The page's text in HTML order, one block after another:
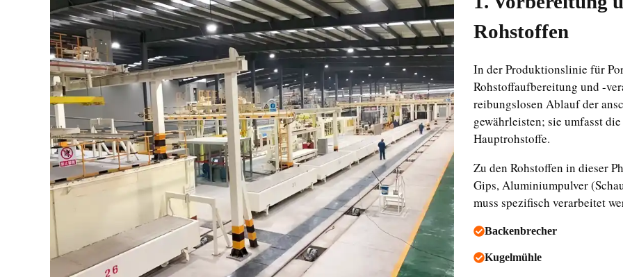
Rohstoffen
In der Produktionslinie für
Rohstoffaufbereitung und -
reibungslosen Ablauf der
gewährleisten; sie umfasst
Hauptrohstoffe.
Zu den Rohstoffen in dieser
Gips, Aluminiumpulver
muss spezifisch verarbeitet
Backenbrecher
Kugelmühle